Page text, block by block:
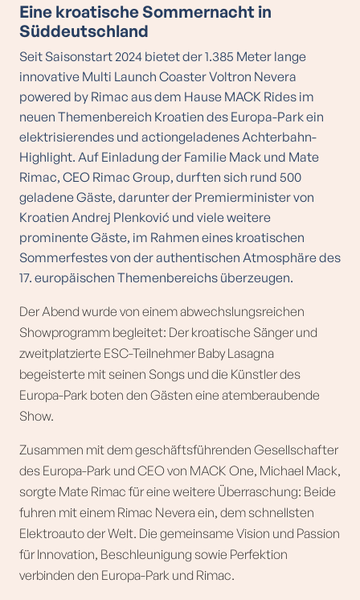
Eine kroatische Sommernacht in
Süddeutschland
Seit Saisonstart 2024 bietet der 1.385 Meter lange
innovative Multi Launch Coaster Voltron Nevera
powered by Rimac aus dem Hause MACK Rides im
neuen Themenbereich Kroatien des Europa-Park ein
elektrisierendes und actiongeladenes Achterbahn-
Highlight. Auf Einladung der Familie Mack und Mate
Rimac, CEO Rimac Group, durften sich rund 500
geladene Gäste, darunter der Premierminister von
Kroatien Andrej Plenković und viele weitere
prominente Gäste, im Rahmen eines kroatischen
Sommerfestes von der authentischen Atmosphäre des
17. europäischen Themenbereichs überzeugen.
Der Abend wurde von einem abwechslungsreichen
Showprogramm begleitet: Der kroatische Sänger und
zweitplatzierte ESC-Teilnehmer Baby Lasagna
begeisterte mit seinen Songs und die Künstler des
Europa-Park boten den Gästen eine atemberaubende
Show.
Zusammen mit dem geschäftsführenden Gesellschafter
des Europa-Park und CEO von MACK One, Michael Mack,
sorgte Mate Rimac für eine weitere Überraschung: Beide
fuhren mit einem Rimac Nevera ein, dem schnellsten
Elektroauto der Welt. Die gemeinsame Vision und Passion
für Innovation, Beschleunigung sowie Perfektion
verbinden den Europa-Park und Rimac.